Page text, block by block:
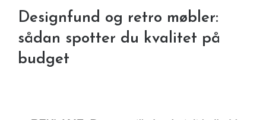
Designfund og retro møbler:
sådan spotter du kvalitet på
budget